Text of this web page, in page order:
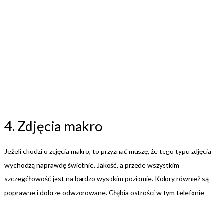
4. Zdjęcia makro
Jeżeli chodzi o zdjęcia makro, to przyznać muszę, że tego typu zdjęcia
wychodzą naprawdę świetnie. Jakość, a przede wszystkim
szczegółowość jest na bardzo wysokim poziomie. Kolory również są
poprawne i dobrze odwzorowane. Głębia ostrości w tym telefonie